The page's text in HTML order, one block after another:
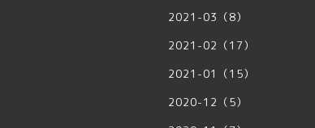
2021-03（8）
2021-02（17）
2021-01（15）
2020-12（5）